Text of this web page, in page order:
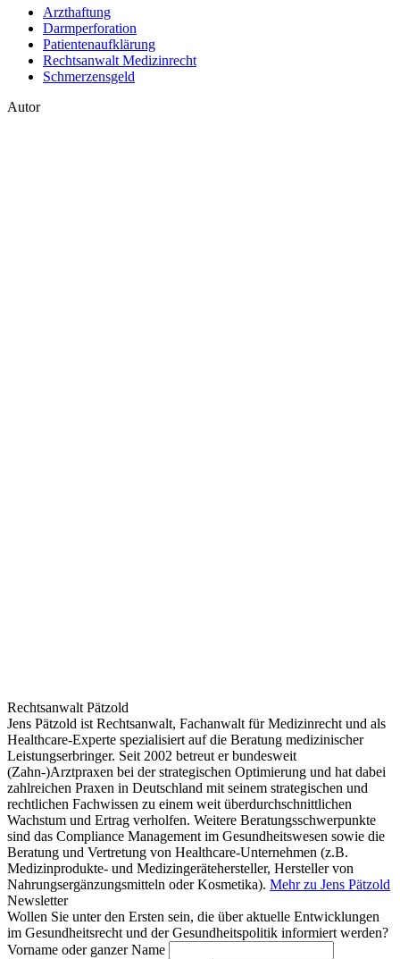
Arzthaftung
Darmperforation
Patientenaufklärung
Rechtsanwalt Medizinrecht
Schmerzensgeld
Autor
Rechtsanwalt Pätzold
Jens Pätzold ist Rechtsanwalt, Fachanwalt für Medizinrecht und als
Healthcare-Experte spezialisiert auf die Beratung medizinischer
Leistungserbringer. Seit 2002 betreut er bundesweit
(Zahn-)Arztpraxen bei der strategischen Optimierung und hat dabei
zahlreichen Praxen in Deutschland mit seinem strategischen und
rechtlichen Fachwissen zu einem weit überdurchschnittlichen
Wachstum und Ertrag verholfen. Weitere Beratungsschwerpunkte
sind das Compliance Management im Gesundheitswesen sowie die
Beratung und Vertretung von Healthcare-Unternehmen (z.B.
Medizinprodukte- und Medizingerätehersteller, Hersteller von
Nahrungsergänzungsmitteln oder Kosmetika). Mehr zu Jens Pätzold
Newsletter
Wollen Sie unter den Ersten sein, die über aktuelle Entwicklungen
im Gesundheitsrecht und der Gesundheitspolitik informiert werden?
Vorname oder ganzer Name